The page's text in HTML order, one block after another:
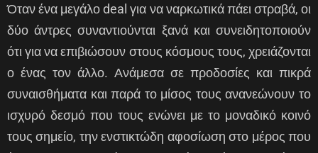
Όταν ένα μεγάλο deal για να ναρκωτικά πάει στραβά, οι
δύο άντρες συναντιούνται ξανά και συνειδητοποιούν
ότι για να επιβιώσουν στους κόσμους τους, χρειάζονται
ο ένας τον άλλο. Ανάμεσα σε προδοσίες και πικρά
συναισθήματα και παρά το μίσος τους ανανεώνουν το
ισχυρό δεσμό που τους ενώνει με το μοναδικό κοινό
τους σημείο, την ενστικτώδη αφοσίωση στο μέρος που